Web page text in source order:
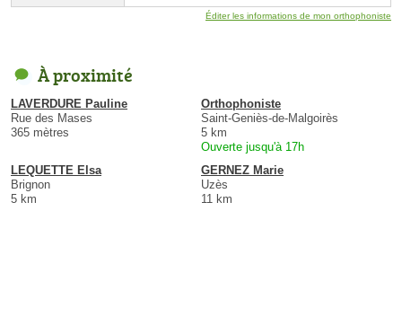
Éditer les informations de mon orthophoniste
À proximité
LAVERDURE Pauline
Rue des Mases
365 mètres
Orthophoniste
Saint-Geniès-de-Malgoirès
5 km
Ouverte jusqu'à 17h
LEQUETTE Elsa
Brignon
5 km
GERNEZ Marie
Uzès
11 km